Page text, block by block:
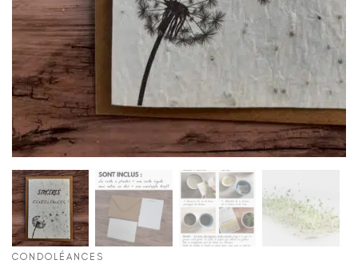
CONDOLÉANCES